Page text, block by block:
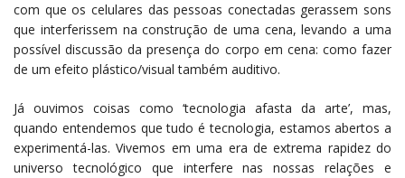
com que os celulares das pessoas conectadas gerassem sons
que interferissem na construção de uma cena, levando a uma
possível discussão da presença do corpo em cena: como fazer
de um efeito plástico/visual também auditivo.
Já ouvimos coisas como ‘tecnologia afasta da arte’, mas,
quando entendemos que tudo é tecnologia, estamos abertos a
experimentá-las. Vivemos em uma era de extrema rapidez do
universo tecnológico que interfere nas nossas relações e